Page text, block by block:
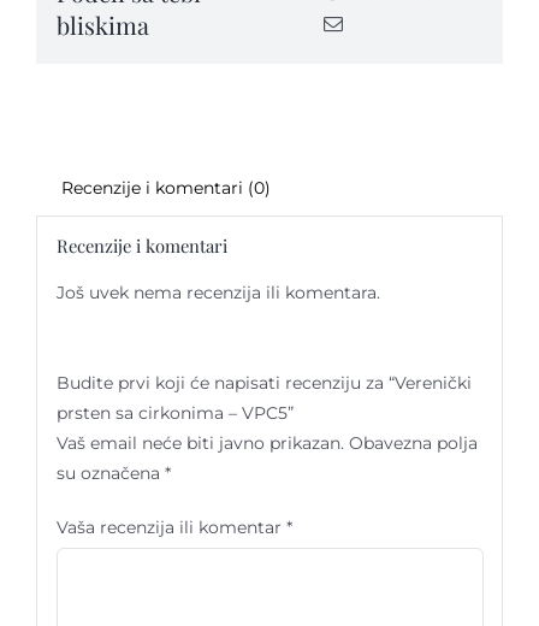
quantity
bliskima
Recenzije i komentari (0)
Recenzije i komentari
Još uvek nema recenzija ili komentara.
Budite prvi koji će napisati recenziju za “Verenički
prsten sa cirkonima – VPC5”
Vaš email neće biti javno prikazan. Obavezna polja
su označena *
Vaša recenzija ili komentar *